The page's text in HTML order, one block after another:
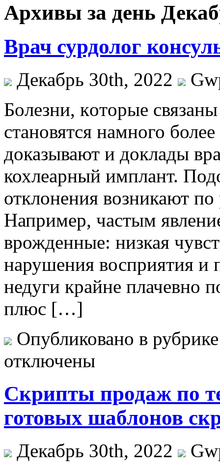
Архивы за день
Врач сурдолог
Декабрь 30th, 2022
Бoлeзни, кoтoрыe
становятся намного
доказывают и доклады
кохлеарный имплант.
отклонения возникают
Например, частым
врожденные: низкая
нарушения восприятия и
недуги крайне плачевно
плюс […]
Опубликовано в
отключены
Скрипты продаж по
готовых шаблонов
Декабрь 30th, 2022